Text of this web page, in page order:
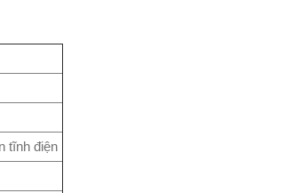
tĩnh điện